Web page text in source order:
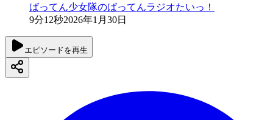
ばってん少女隊のばってんラジオたいっ！
9分12秒2026年1月30日
エピソードを再生